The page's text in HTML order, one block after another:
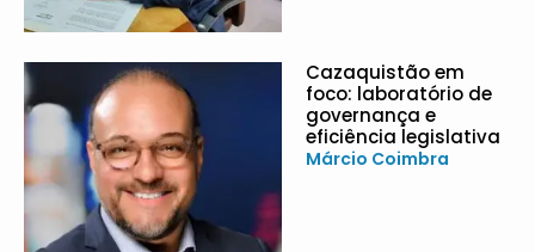
Cazaquistão em
foco: laboratório de
governança e
eficiência legislativa
Márcio Coimbra